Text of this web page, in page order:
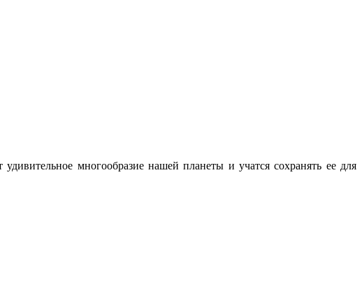
многообразие нашей планеты и учатся сохранять ее для